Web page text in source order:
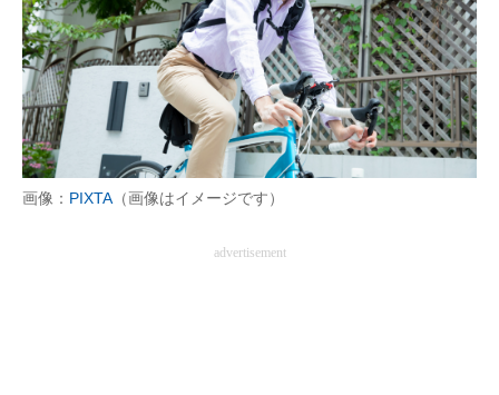
画像： PIXTA（画像はイメージです）
advertisement